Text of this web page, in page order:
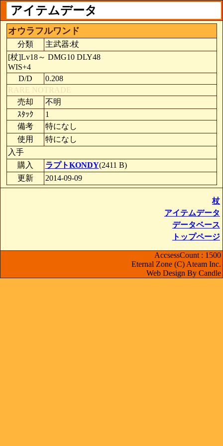
アイテムデータ
オウラフルワンド
分類
主武器:杖
[杖]Lv18～ DMG10 DLY48
WIS+4
D/D
0.208
RARE NOTRADE
売却
不明
ｽﾀｯｸ
1
備考
特になし
使用
特になし
入手
購入
ラプトKONDY(2411 B)
更新
2014-09-09
杖
アイテムデータ
データベース
トップページ
AccsessCount : 1500
Eternal Zone (C) Ateam Inc.
Web Design By Candle